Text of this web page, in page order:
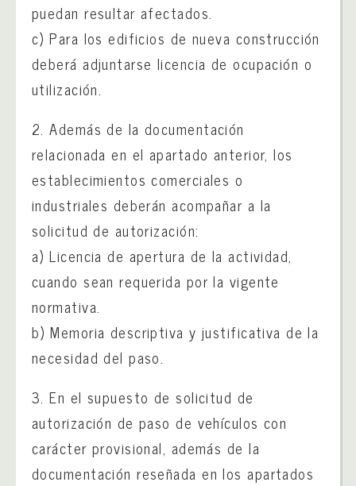
puedan resultar afectados.
c) Para los edificios de nueva construcción
deberá adjuntarse licencia de ocupación o
utilización.
2. Además de la documentación
relacionada en el apartado anterior, los
establecimientos comerciales o
industriales deberán acompañar a la
solicitud de autorización:
a) Licencia de apertura de la actividad,
cuando sean requerida por la vigente
normativa.
b) Memoria descriptiva y justificativa de la
necesidad del paso.
3. En el supuesto de solicitud de
autorización de paso de vehículos con
carácter provisional, además de la
documentación reseñada en los apartados